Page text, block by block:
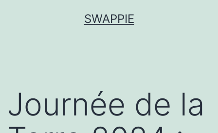
SWAPPIE
Journée de la